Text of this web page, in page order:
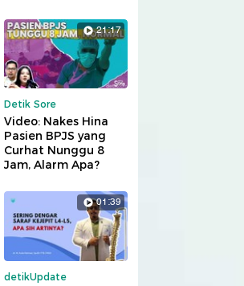
21:17
Detik Sore
Video: Nakes Hina
Pasien BPJS yang
Curhat Nunggu 8
Jam, Alarm Apa?
01:39
detikUpdate